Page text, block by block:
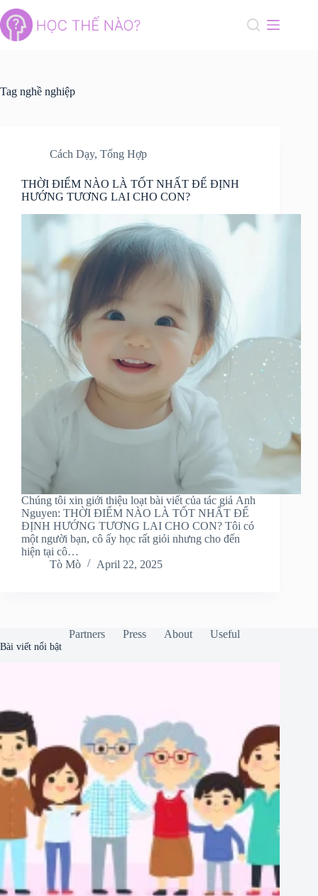
to
content
Tag nghề nghiệp
Cách Dạy, Tổng Hợp
THỜI ĐIỂM NÀO LÀ TỐT NHẤT ĐỂ ĐỊNH
HƯỚNG TƯƠNG LAI CHO CON?
Chúng tôi xin giới thiệu loạt bài viết của tác giả Anh
Nguyen: THỜI ĐIỂM NÀO LÀ TỐT NHẤT ĐỂ
ĐỊNH HƯỚNG TƯƠNG LAI CHO CON? Tôi có
một người bạn, cô ấy học rất giỏi nhưng cho đến
hiện tại cô…
Tò Mò
April 22, 2025
Partners Press About Useful
Bài viết nổi bật